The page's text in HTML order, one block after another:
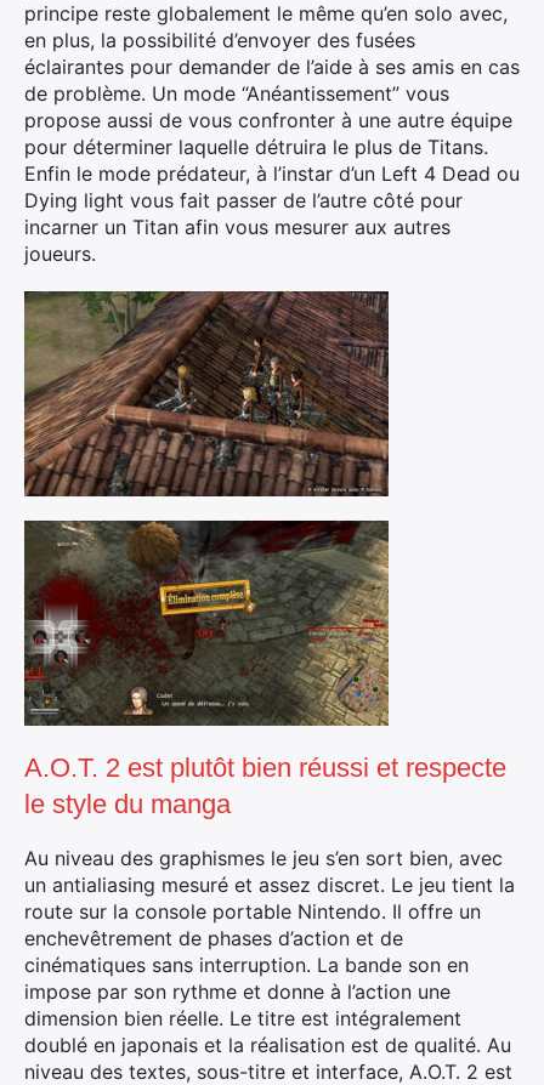
principe reste globalement le même qu’en solo avec,
en plus, la possibilité d’envoyer des fusées
éclairantes pour demander de l’aide à ses amis en cas
de problème. Un mode “Anéantissement” vous
propose aussi de vous confronter à une autre équipe
pour déterminer laquelle détruira le plus de Titans.
Enfin le mode prédateur, à l’instar d’un Left 4 Dead ou
Dying light vous fait passer de l’autre côté pour
incarner un Titan afin vous mesurer aux autres
joueurs.
A.O.T. 2 est plutôt bien réussi et respecte
le style du manga
Au niveau des graphismes le jeu s’en sort bien, avec
un antialiasing mesuré et assez discret. Le jeu tient la
route sur la console portable Nintendo. Il offre un
enchevêtrement de phases d’action et de
cinématiques sans interruption. La bande son en
impose par son rythme et donne à l’action une
dimension bien réelle. Le titre est intégralement
doublé en japonais et la réalisation est de qualité. Au
niveau des textes, sous-titre et interface, A.O.T. 2 est